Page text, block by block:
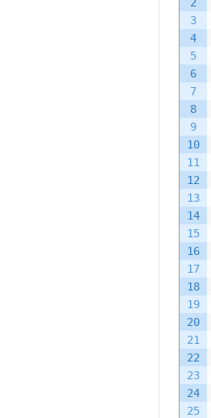
3
4
5
6
7
8
9
10
11
12
13
14
15
16
17
18
19
20
21
22
23
24
25